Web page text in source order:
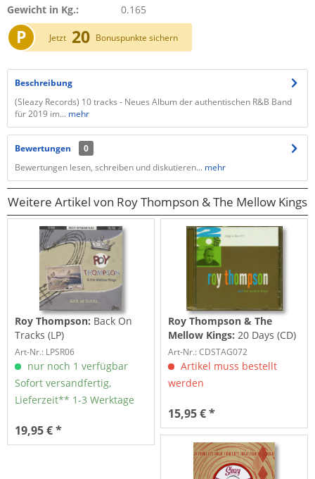
Gewicht in Kg.:
0.165
P Jetzt 20 Bonuspunkte sichern
Beschreibung
(Sleazy Records) 10 tracks - Neues Album der authentischen R&B Band
für 2019 im... mehr
Bewertungen
0
Bewertungen lesen, schreiben und diskutieren... mehr
Weitere Artikel von Roy Thompson & The Mellow Kings
Roy Thompson: Back On
Tracks (LP)
Art-Nr.: LPSR06
nur noch 1 verfügbar
Sofort versandfertig,
Lieferzeit** 1-3 Werktage
19,95 € *
Roy Thompson & The
Mellow Kings:20 Days (CD)
Art-Nr.: CDSTAG072
Artikel muss bestellt
werden
15,95 € *